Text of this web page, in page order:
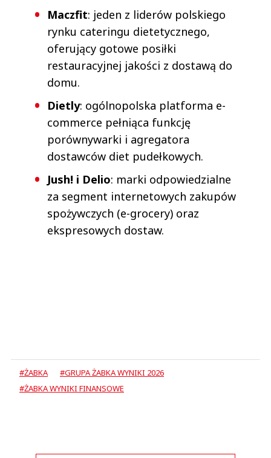
Maczfit: jeden z liderów polskiego
rynku cateringu dietetycznego,
oferujący gotowe posiłki
restauracyjnej jakości z dostawą do
domu.
Dietly: ogólnopolska platforma e-
commerce pełniąca funkcję
porównywarki i agregatora
dostawców diet pudełkowych.
Jush! i Delio: marki odpowiedzialne
za segment internetowych zakupów
spożywczych (e-grocery) oraz
ekspresowych dostaw.
#ŻABKA
#GRUPA ŻABKA WYNIKI 2026
#ŻABKA WYNIKI FINANSOWE